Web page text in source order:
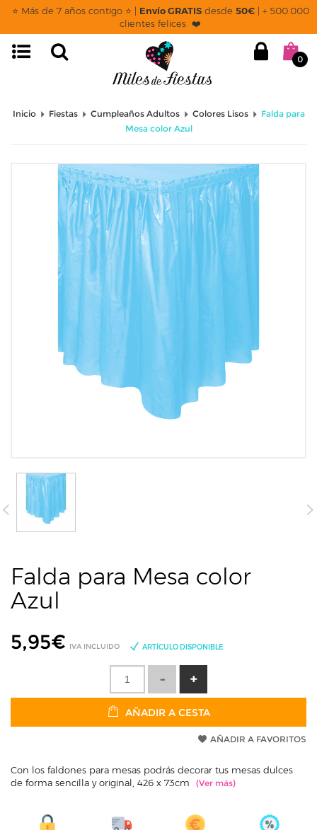
⭐ Más de 7 años contigo ⭐ | Envío GRATISdesde 50€| + 500.000
clientes felices ❤️
0
Inicio Fiestas Cumpleaños Adultos Colores Lisos
Falda para
Mesa color Azul
Falda para Mesa color
Azul
5,95€ IVA INCLUIDO ARTÍCULO DISPONIBLE
AÑADIR A CESTA
AÑADIR A FAVORITOS
Con los faldones para mesas podrás decorar tus mesas dulces
de forma sencilla y original, 426 x 73cm